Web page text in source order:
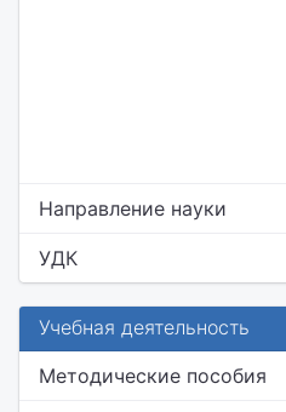
Направление науки
УДК
Учебная деятельность
Методические пособия